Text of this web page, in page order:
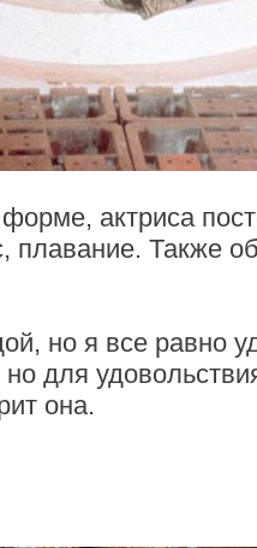
актриса
плавание. Также
но я все равно
для
она.